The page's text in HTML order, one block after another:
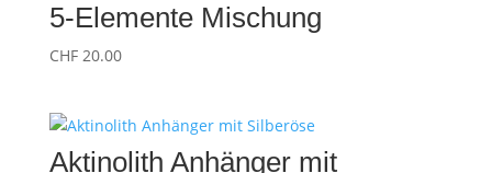
5-Elemente Mischung
CHF20.00
Aktinolith Anhänger mit